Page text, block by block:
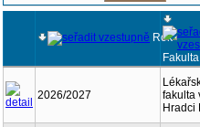
Rok
Fakulta
2026/2027
fakulta
Hradci